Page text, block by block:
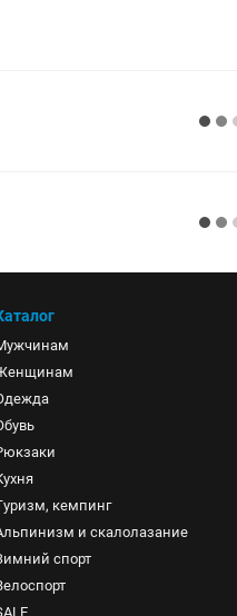
кемпинг
и скалолазание
спорт